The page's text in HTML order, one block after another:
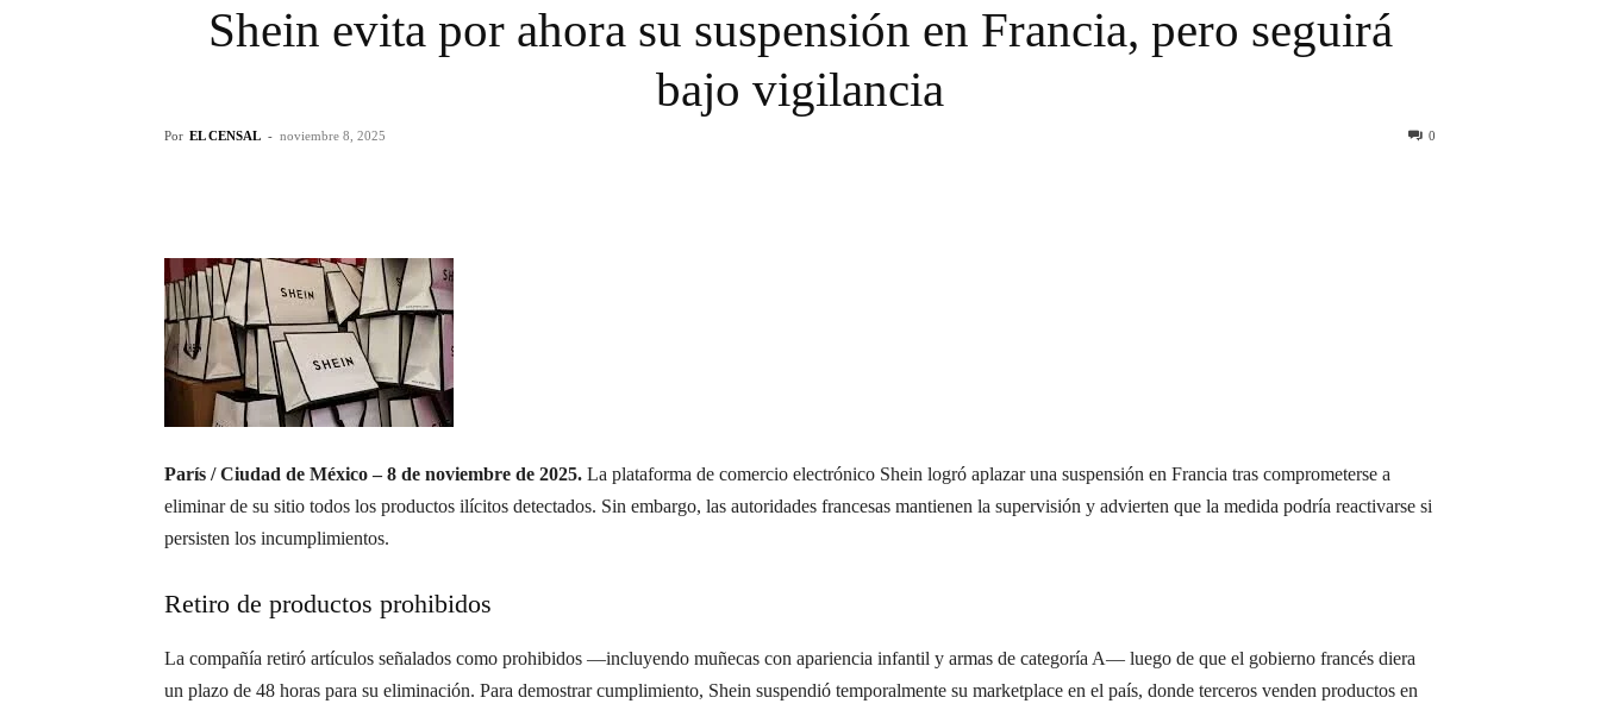
Shein evita por ahora su suspensión en Francia, pero seguirá
bajo vigilancia
Por EL CENSAL - noviembre 8, 2025 0
París / Ciudad de México – 8 de noviembre de 2025. La plataforma de comercio electrónico Shein logró aplazar una suspensión en Francia tras comprometerse a
eliminar de su sitio todos los productos ilícitos detectados. Sin embargo, las autoridades francesas mantienen la supervisión y advierten que la medida podría reactivarse si
persisten los incumplimientos.
Retiro de productos prohibidos
La compañía retiró artículos señalados como prohibidos —incluyendo muñecas con apariencia infantil y armas de categoría A— luego de que el gobierno francés diera
un plazo de 48 horas para su eliminación. Para demostrar cumplimiento, Shein suspendió temporalmente su marketplace en el país, donde terceros venden productos en